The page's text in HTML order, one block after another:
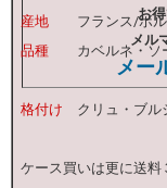
お
メル
メー
産地 フランス/ボル
品種 カベルネ・ソ
格付け クリュ・ブル
ケース買いは更に送料